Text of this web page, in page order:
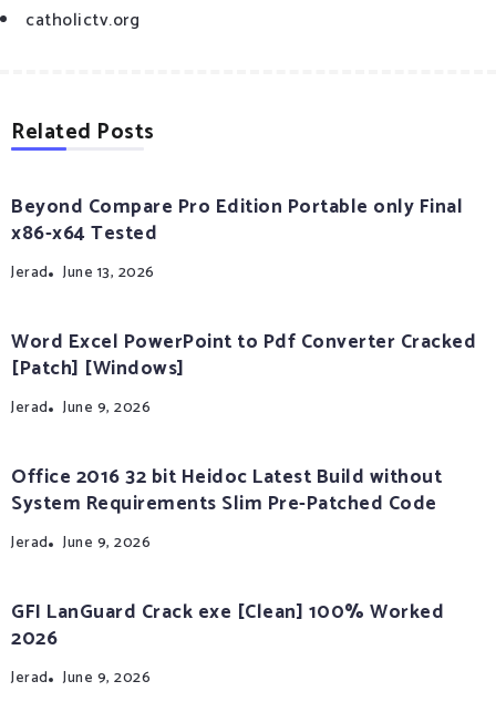
catholictv.org
Related Posts
Beyond Compare Pro Edition Portable only Final
x86-x64 Tested
Jerad June 13, 2026
Word Excel PowerPoint to Pdf Converter Cracked
[Patch] [Windows]
Jerad June 9, 2026
Office 2016 32 bit Heidoc Latest Build without
System Requirements Slim Pre-Patched Code
Jerad June 9, 2026
GFI LanGuard Crack exe [Clean] 100% Worked
2026
Jerad June 9, 2026